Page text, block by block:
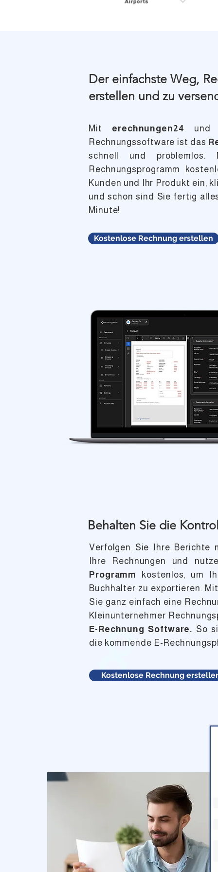
Der einfachste Weg,
erstellen und zu
Mit erechnungen24 und
Rechnungssoftware ist das
schnell und problemlos.
Rechnungsprogramm
Kunden und Ihr Produkt ein,
und schon sind Sie fertig
Minute!
Kostenlose Rechnung erstellen
Behalten Sie die
Verfolgen Sie Ihre Berichte
Ihre Rechnungen und
Programm kostenlos, um
Buchhalter zu exportieren.
Sie ganz einfach eine
Kleinunternehmer
E-Rechnung Software. So
die kommende E-
Kostenlose Rechnung